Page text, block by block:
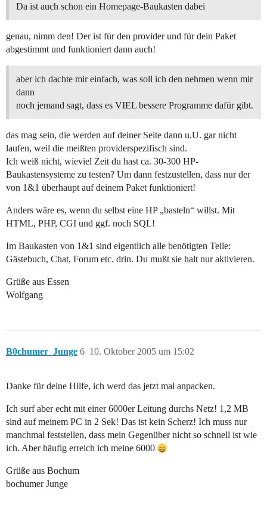
Da ist auch schon ein Homepage-Baukasten dabei
genau, nimm den! Der ist für den provider und für dein Paket
abgestimmt und funktioniert dann auch!
aber ich dachte mir einfach, was soll ich den nehmen wenn mir
dann
noch jemand sagt, dass es VIEL bessere Programme dafür gibt.
das mag sein, die werden auf deiner Seite dann u.U. gar nicht
laufen, weil die meißten providerspezifisch sind.
Ich weiß nicht, wieviel Zeit du hast ca. 30-300 HP-
Baukastensysteme zu testen? Um dann festzustellen, dass nur der
von 1&1 überhaupt auf deinem Paket funktioniert!
Anders wäre es, wenn du selbst eine HP „basteln“ willst. Mit
HTML, PHP, CGI und ggf. noch SQL!
Im Baukasten von 1&1 sind eigentlich alle benötigten Teile:
Gästebuch, Chat, Forum etc. drin. Du mußt sie halt nur aktivieren.
Grüße aus Essen
Wolfgang
B0chumer_Junge 10. Oktober 2005 um 15:02
6
Danke für deine Hilfe, ich werd das jetzt mal anpacken.
Ich surf aber echt mit einer 6000er Leitung durchs Netz! 1,2 MB
sind auf meinem PC in 2 Sek! Das ist kein Scherz! Ich muss nur
manchmal feststellen, dass mein Gegenüber nicht so schnell ist wie
ich. Aber häufig erreich ich meine 6000
Grüße aus Bochum
bochumer Junge